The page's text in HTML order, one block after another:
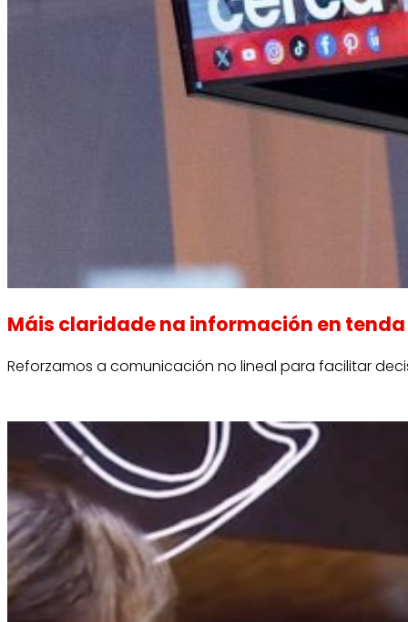
Máis claridade na información en tenda
Reforzamos a comunicación no lineal para facilitar